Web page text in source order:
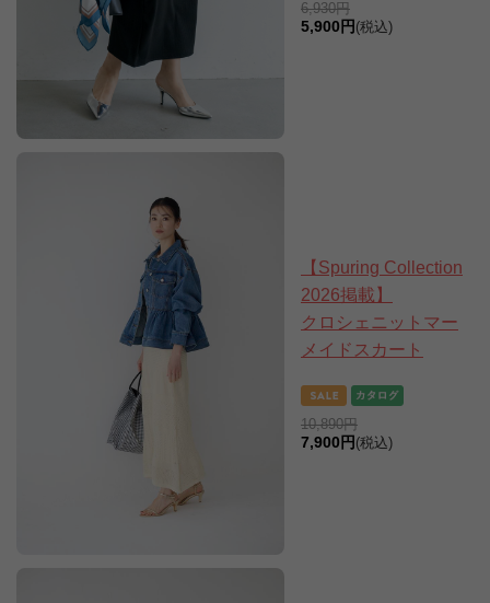
6,930円
5,900円 (税込)
【Spuring Collection
2026掲載】
クロシェニットマー
メイドスカート
10,890円
7,900円 (税込)